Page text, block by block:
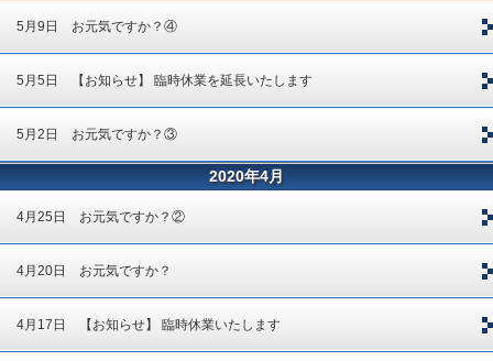
5月9日 お元気ですか？④
5月5日 【お知らせ】 臨時休業を延長いたします
5月2日 お元気ですか？③
2020年4月
4月25日 お元気ですか？②
4月20日 お元気ですか？
4月17日 【お知らせ】 臨時休業いたします